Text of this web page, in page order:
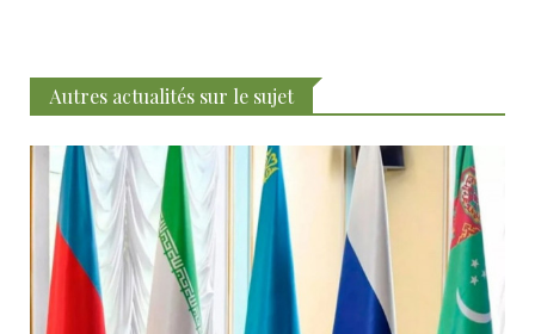
Autres actualités sur le sujet